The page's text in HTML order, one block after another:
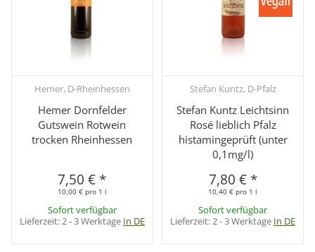
Hemer, D-Rheinhessen
Hemer Dornfelder
Gutswein Rotwein
trocken Rheinhessen
7,50 € *
10,00 € pro 1 l
Sofort verfügbar
Lieferzeit: 2 - 3 Werktage In DE
Stefan Kuntz, D-Pfalz
Stefan Kuntz Leichtsinn
Rosé lieblich Pfalz
histamingeprüft (unter
0,1mg/l)
7,80 € *
10,40 € pro 1 l
Sofort verfügbar
Lieferzeit: 2 - 3 Werktage In DE